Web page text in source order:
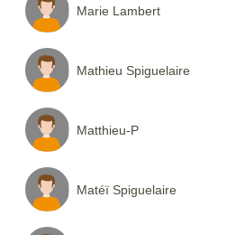
Marie Lambert
Mathieu Spiguelaire
Matthieu-P
Matéï Spiguelaire